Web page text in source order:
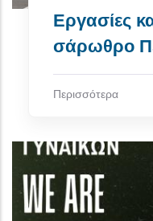
Εργασίες
σάρωθρο
Περισσότερα